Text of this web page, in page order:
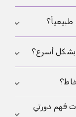
والمظهر فقط.
ومقارنة عدة
إلى الأبيض قد
طبي.
بشكل أسرع؟
بشكل أفضل. هي
أو صارت
فهم دورتي